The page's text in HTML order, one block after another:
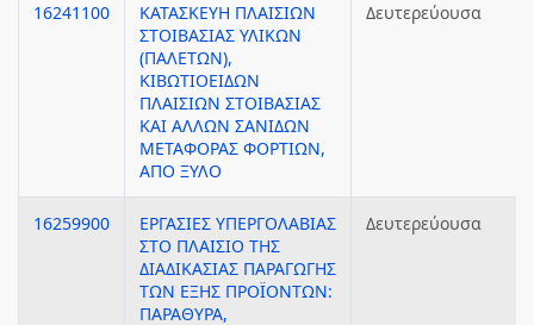
16241100
ΚΑΤΑΣΚΕΥΗ ΠΛΑΙΣΙΩΝ
ΣΤΟΙΒΑΣΙΑΣ ΥΛΙΚΩΝ
(ΠΑΛΕΤΩΝ),
ΚΙΒΩΤΙΟΕΙΔΩΝ
ΠΛΑΙΣΙΩΝ ΣΤΟΙΒΑΣΙΑΣ
ΚΑΙ ΑΛΛΩΝ ΣΑΝΙΔΩΝ
ΜΕΤΑΦΟΡΑΣ ΦΟΡΤΙΩΝ,
ΑΠΟ ΞΥΛΟ
Δευτερεύουσα
16259900
ΕΡΓΑΣΙΕΣ ΥΠΕΡΓΟΛΑΒΙΑΣ
ΣΤΟ ΠΛΑΙΣΙΟ ΤΗΣ
ΔΙΑΔΙΚΑΣΙΑΣ ΠΑΡΑΓΩΓΗΣ
ΤΩΝ ΕΞΗΣ ΠΡΟΪΟΝΤΩΝ:
ΠΑΡΑΘΥΡΑ,
Δευτερεύουσα